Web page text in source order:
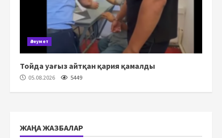
Әлеумет
Тойда уағыз айтқан қария қамалды
05.08.2026 5449
ЖАҢА ЖАЗБАЛАР